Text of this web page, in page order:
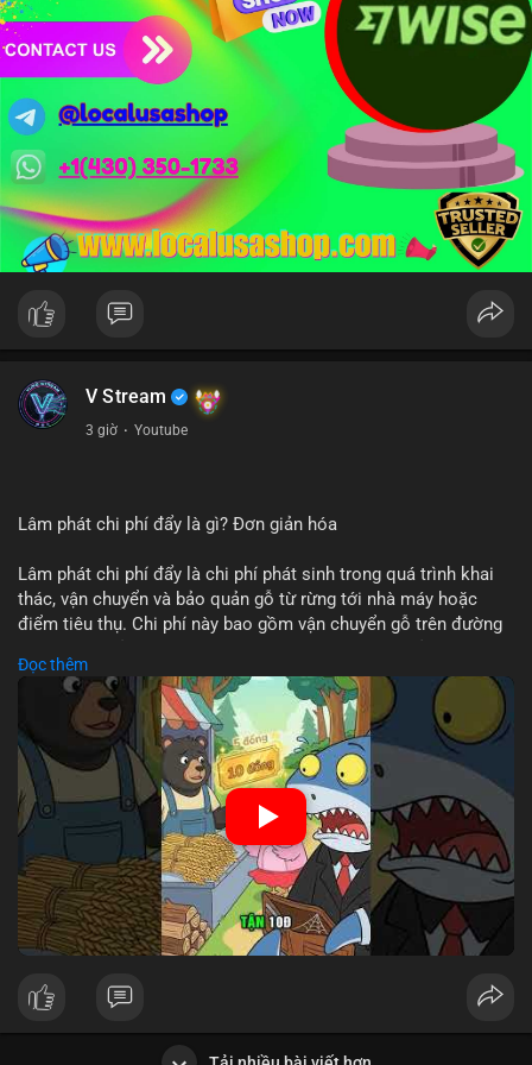
Xem chi tiết các bài viết đầy đủ tại dòng thời gian của Vlike.vn!
#whalealertbtc #clarityact #lightningexploit #bybitlazarus
#xrpledger
V Stream
3 giờ · Youtube
Lâm phát chi phí đẩy là gì? Đơn giản hóa
Lâm phát chi phí đẩy là chi phí phát sinh trong quá trình khai
thác, vận chuyển và bảo quản gỗ từ rừng tới nhà máy hoặc
điểm tiêu thụ. Chi phí này bao gồm vận chuyển gỗ trên đường
điều kiện địa hình. Việc hiểu rõ chi phí đẩy giúp doanh nghiệp
lâm nghiệp tối ưu hoá chuỗi cung ứng và kiểm soát lợi nhuận.
🎥 Xem video trực tiếp tại:
Nguồn: Cú Thông Thái
Đọc thêm